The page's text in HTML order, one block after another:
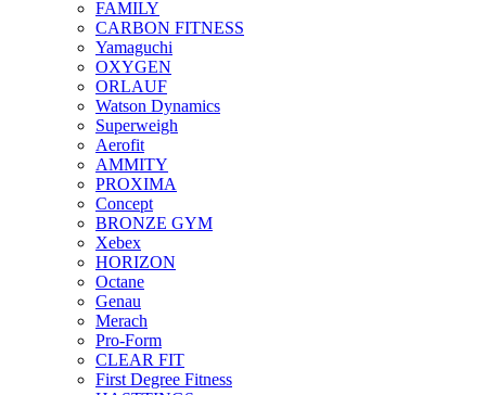
FAMILY
CARBON FITNESS
Yamaguchi
OXYGEN
ORLAUF
Watson Dynamics
Superweigh
Aerofit
AMMITY
PROXIMA
Concept
BRONZE GYM
Xebex
HORIZON
Octane
Genau
Merach
Pro-Form
CLEAR FIT
First Degree Fitness